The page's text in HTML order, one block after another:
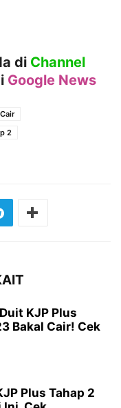
di Channel
Google News
2
KJP Plus
Bakal Cair! Cek
Plus Tahap 2